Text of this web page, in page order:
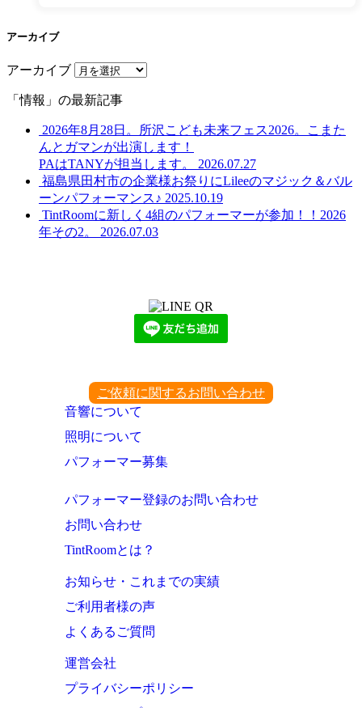
アーカイブ
アーカイブ
「情報」の最新記事
2026年8月28日。所沢こども未来フェス2026。こまた
んとガマンが出演します！
PAはTANYが担当します。
2026.07.27
福島県田村市の企業様お祭りにLileeのマジック＆バル
ーンパフォーマンス♪ 2025.10.19
TintRoomに新しく4組のパフォーマーが参加！！2026
年その2。
2026.07.03
ご依頼に関するお問い合わせ
音響について
照明について
パフォーマー募集
パフォーマー登録のお問い合わせ
お問い合わせ
TintRoomとは？
お知らせ・これまでの実績
ご利用者様の声
よくあるご質問
運営会社
プライバシーポリシー